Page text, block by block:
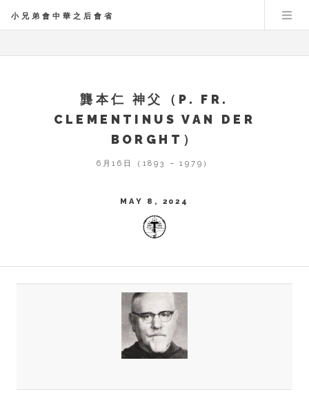
小兄弟會中華之后會省
龔本仁 神父（P. FR.
CLEMENTINUS VAN DER
BORGHT）
6月16日（1893 – 1979）
MAY 8, 2024